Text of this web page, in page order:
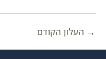
→ העלון הקודם